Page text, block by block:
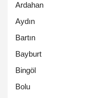
Ardahan
Aydın
Bartın
Bayburt
Bingöl
Bolu